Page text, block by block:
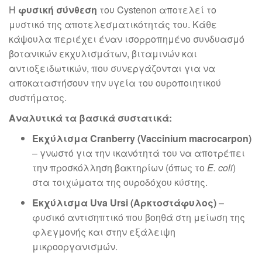
Η φυσική σύνθεση του Cystenon αποτελεί το
μυστικό της αποτελεσματικότητάς του. Κάθε
κάψουλα περιέχει έναν ισορροπημένο συνδυασμό
βοτανικών εκχυλισμάτων, βιταμινών και
αντιοξειδωτικών, που συνεργάζονται για να
αποκαταστήσουν την υγεία του ουροποιητικού
συστήματος.
Αναλυτικά τα βασικά συστατικά:
Εκχύλισμα Cranberry (Vaccinium macrocarpon)
– γνωστό για την ικανότητά του να αποτρέπει
την προσκόλληση βακτηρίων (όπως το E. coli)
στα τοιχώματα της ουροδόχου κύστης.
Εκχύλισμα Uva Ursi (Αρκτοστάφυλος)–
φυσικό αντισηπτικό που βοηθά στη μείωση της
φλεγμονής και στην εξάλειψη
μικροοργανισμών.